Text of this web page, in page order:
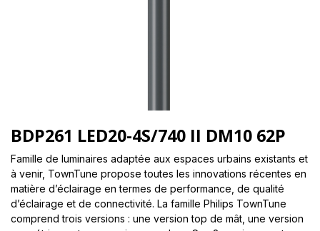
BDP261 LED20-4S/740 II DM10 62P
Famille de luminaires adaptée aux espaces urbains existants et
à venir, TownTune propose toutes les innovations récentes en
matière d’éclairage en termes de performance, de qualité
d’éclairage et de connectivité. La famille Philips TownTune
comprend trois versions : une version top de mât, une version